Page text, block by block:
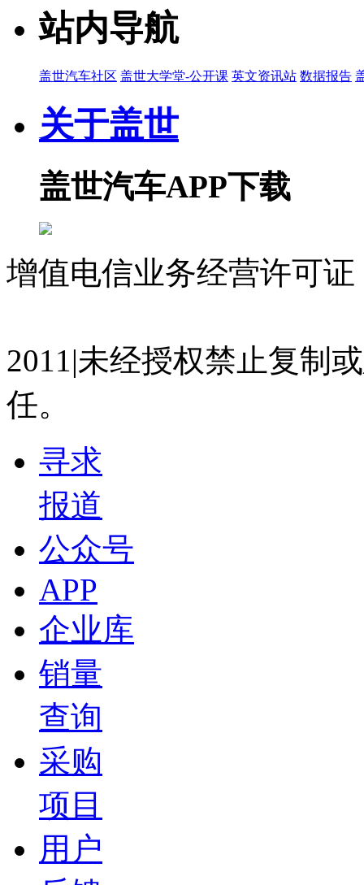
站内导航
盖世汽车社区 盖世大学堂-公开课 英文资讯站 数据报告
关于盖世
盖世汽车APP下载
增值电信业务经营许可
2011|未经授权禁止复制
任。
寻求
报道
公众号
APP
企业库
销量
查询
采购
项目
用户